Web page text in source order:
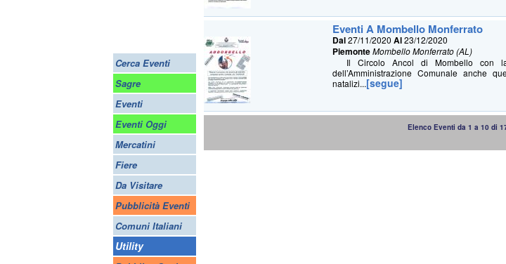
Cerca Eventi
Sagre
Eventi
Eventi Oggi
Mercatini
Fiere
Da Visitare
Pubblicità Eventi
Comuni Italiani
Utility
Eventi A Mombello Monferrato
Dal27/11/2020Al23/12/2020
PiemonteMombello Monferrato (AL)
Il Circolo Ancol di Mombello con la
dell’Amministrazione Comunale anche
natalizi...[segue]
Elenco Eventi da 1 a 10 di